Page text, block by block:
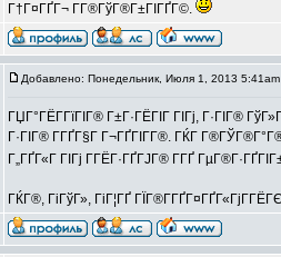
Г†Г¤ГҐГ¬ Г­Г®ГўГ®Г±ГІГҐГ©.
Добавлено: Понедельник, Июля 1, 2013 5:41am
ГЏГ°ГЁГ­ГїГІГ® Г±Г·ГЁГІГ ГІГј, Г·ГІГ®
Г·ГІГ® Г­ГҐГ§Г Г¬ГҐГІГ­Г®. ГЌГ
Г„ГҐГ«Г ГІГј Г­ГЁГ·ГҐГЈГ® Г­ГҐ
ГЌГ®, ГіГўГ», ГіГ¦ГҐ